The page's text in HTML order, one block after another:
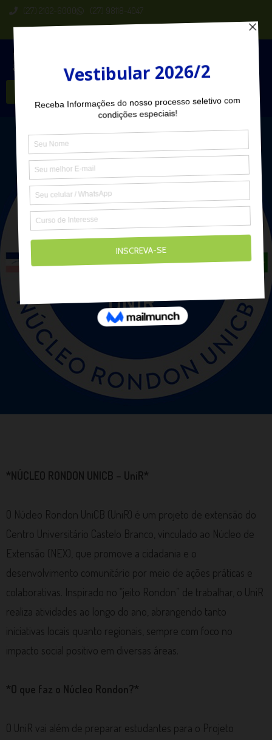
(27) 2102-6000 (27) 98118-4047
UNIR
*NÚCLEO RONDON UNICB – UniR*
O Núcleo Rondon UniCB (UniR) é um projeto de extensão do
Centro Universitário Castelo Branco, vinculado ao Núcleo de
Extensão (NEX), que promove a cidadania e o
desenvolvimento comunitário por meio de ações práticas e
colaborativas. Inspirado no “jeito Rondon” de trabalhar, o UniR
realiza atividades ao longo do ano, abrangendo tanto
iniciativas locais quanto regionais, sempre com foco no
impacto social positivo em diversas áreas.
*O que faz o Núcleo Rondon?*
O UniR vai além de preparar estudantes para o Projeto